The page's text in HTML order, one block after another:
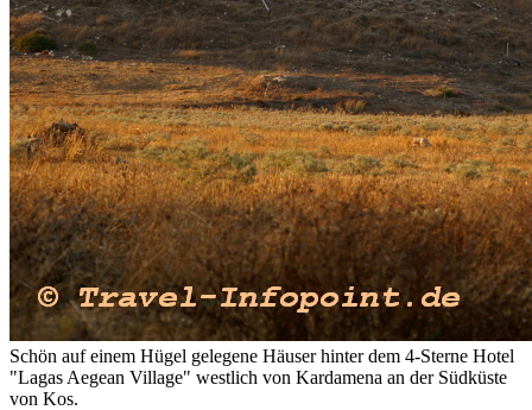
Schön auf einem Hügel gelegene Häuser hinter dem 4-Sterne Hotel
"Lagas Aegean Village" westlich von Kardamena an der Südküste
von Kos.